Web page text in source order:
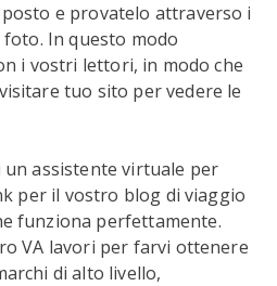
e provatelo attraverso i
In questo modo
i vostri lettori, in modo che
tuo sito per vedere le
assistente virtuale per
per il vostro blog di viaggio
funziona perfettamente.
VA lavori per farvi ottenere
di alto livello,